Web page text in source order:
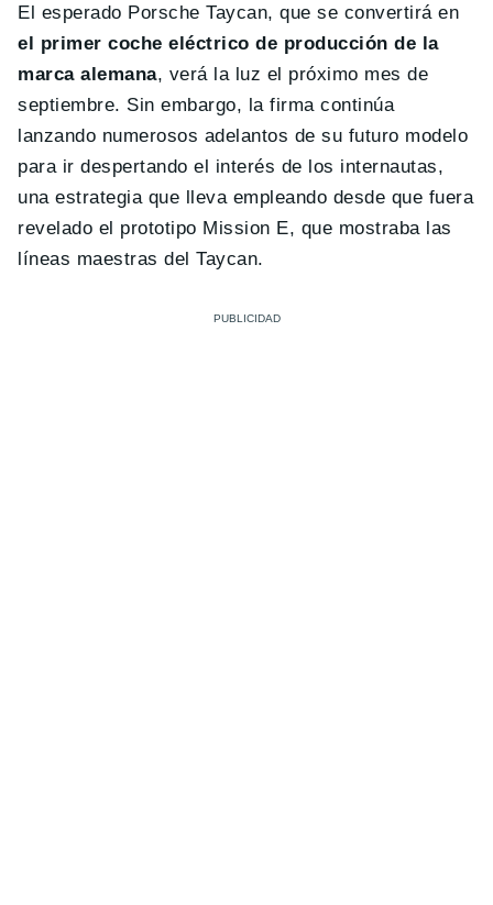
El esperado Porsche Taycan, que se convertirá en
el primer coche eléctrico de producción de la
marca alemana, verá la luz el próximo mes de
septiembre. Sin embargo, la firma continúa
lanzando numerosos adelantos de su futuro modelo
para ir despertando el interés de los internautas,
una estrategia que lleva empleando desde que fuera
revelado el prototipo Mission E, que mostraba las
líneas maestras del Taycan.